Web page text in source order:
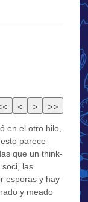
en el otro hilo,
parece
que un think-
las
esporas y hay
y meado